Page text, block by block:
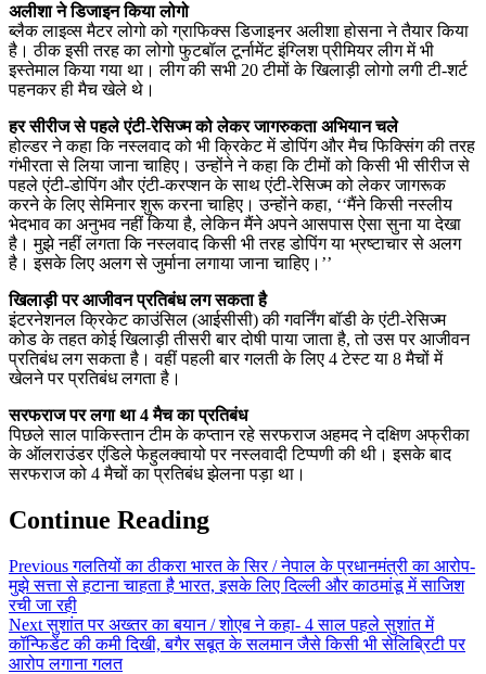
अलीशा ने डिजाइन किया लोगो
ब्लैक लाइव्स मैटर लोगो को ग्राफिक्स डिजाइनर अलीशा होसना ने तैयार किया
है। ठीक इसी तरह का लोगो फुटबॉल टूर्नामेंट इंग्लिश प्रीमियर लीग में भी
इस्तेमाल किया गया था। लीग की सभी 20 टीमों के खिलाड़ी लोगो लगी टी-शर्ट
पहनकर ही मैच खेले थे।
हर सीरीज से पहले एंटी-रेसिज्म को लेकर जागरुकता अभियान चले
होल्डर ने कहा कि नस्लवाद को भी क्रिकेट में डोपिंग और मैच फिक्सिंग की तरह
गंभीरता से लिया जाना चाहिए। उन्होंने ने कहा कि टीमों को किसी भी सीरीज से
पहले एंटी-डोपिंग और एंटी-करप्शन के साथ एंटी-रेसिज्म को लेकर जागरूक
करने के लिए सेमिनार शुरू करना चाहिए। उन्होंने कहा, ‘‘मैंने किसी नस्लीय
भेदभाव का अनुभव नहीं किया है, लेकिन मैंने अपने आसपास ऐसा सुना या देखा
है। मुझे नहीं लगता कि नस्लवाद किसी भी तरह डोपिंग या भ्रष्टाचार से अलग
है। इसके लिए अलग से जुर्माना लगाया जाना चाहिए।’’
खिलाड़ी पर आजीवन प्रतिबंध लग सकता है
इंटरनेशनल क्रिकेट काउंसिल (आईसीसी) की गवर्निंग बॉडी के एंटी-रेसिज्म
कोड के तहत कोई खिलाड़ी तीसरी बार दोषी पाया जाता है, तो उस पर आजीवन
प्रतिबंध लग सकता है। वहीं पहली बार गलती के लिए 4 टेस्ट या 8 मैचों में
खेलने पर प्रतिबंध लगता है।
सरफराज पर लगा था 4 मैच का प्रतिबंध
पिछले साल पाकिस्तान टीम के कप्तान रहे सरफराज अहमद ने दक्षिण अफ्रीका
के ऑलराउंडर एंडिले फेहुलक्वायो पर नस्लवादी टिप्पणी की थी। इसके बाद
सरफराज को 4 मैचों का प्रतिबंध झेलना पड़ा था।
Continue Reading
Previousगलतियों का ठीकरा भारत के सिर / नेपाल के प्रधानमंत्री का आरोप-
मुझे सत्ता से हटाना चाहता है भारत, इसके लिए दिल्ली और काठमांडू में साजिश
रची जा रही
Nextसुशांत पर अख्तर का बयान / शोएब ने कहा- 4 साल पहले सुशांत में
कॉन्फिडेंट की कमी दिखी, बगैर सबूत के सलमान जैसे किसी भी सेलिब्रिटी पर
आरोप लगाना गलत